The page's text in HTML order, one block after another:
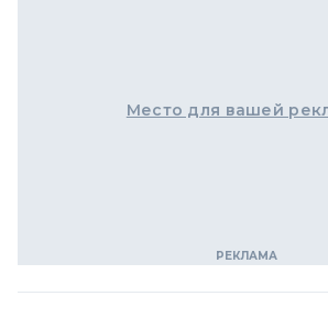
Место для вашей